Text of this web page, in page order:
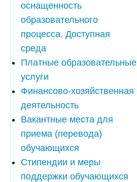
оснащенность
образовательного
процесса. Доступная
среда
Платные образовательные
услуги
Финансово-хозяйственная
деятельность
Вакантные места для
приема (перевода)
обучающихся
Стипендии и меры
поддержки обучающихся